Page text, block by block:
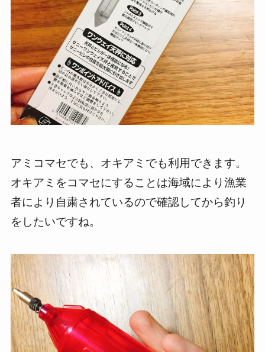
アミコマセでも、オキアミでも利用できます。
オキアミをコマセにすることは海域により漁業
者により自粛されているので確認してから釣り
をしたいですね。